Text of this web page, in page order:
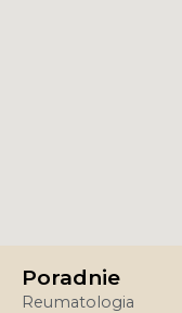
Poradnie
Reumatologia